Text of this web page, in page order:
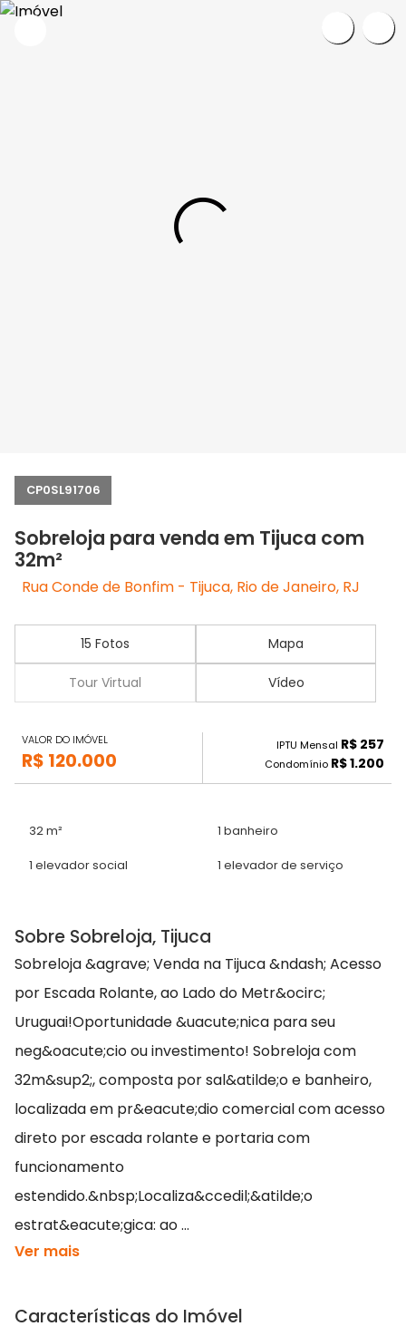
CP0SL91706
Sobreloja para venda em Tijuca com
32m²
Rua Conde de Bonfim - Tijuca, Rio de Janeiro, RJ
15 Fotos Mapa
Tour Virtual Vídeo
VALOR DO IMÓVEL
R$ 120.000
IPTU Mensal R$ 257
Condomínio R$ 1.200
32 m² 1 banheiro
1 elevador social 1 elevador de serviço
Sobre Sobreloja, Tijuca
Sobreloja &agrave; Venda na Tijuca &ndash; Acesso
por Escada Rolante, ao Lado do Metr&ocirc;
Uruguai!Oportunidade &uacute;nica para seu
neg&oacute;cio ou investimento! Sobreloja com
32m&sup2;, composta por sal&atilde;o e banheiro,
localizada em pr&eacute;dio comercial com acesso
direto por escada rolante e portaria com
funcionamento
estendido.&nbsp;Localiza&ccedil;&atilde;o
estrat&eacute;gica: ao ...
Ver mais
Características do Imóvel